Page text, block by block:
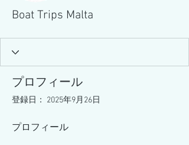
Boat Trips Malta
プロフィール
登録日： 2025年9月26日
プロフィール